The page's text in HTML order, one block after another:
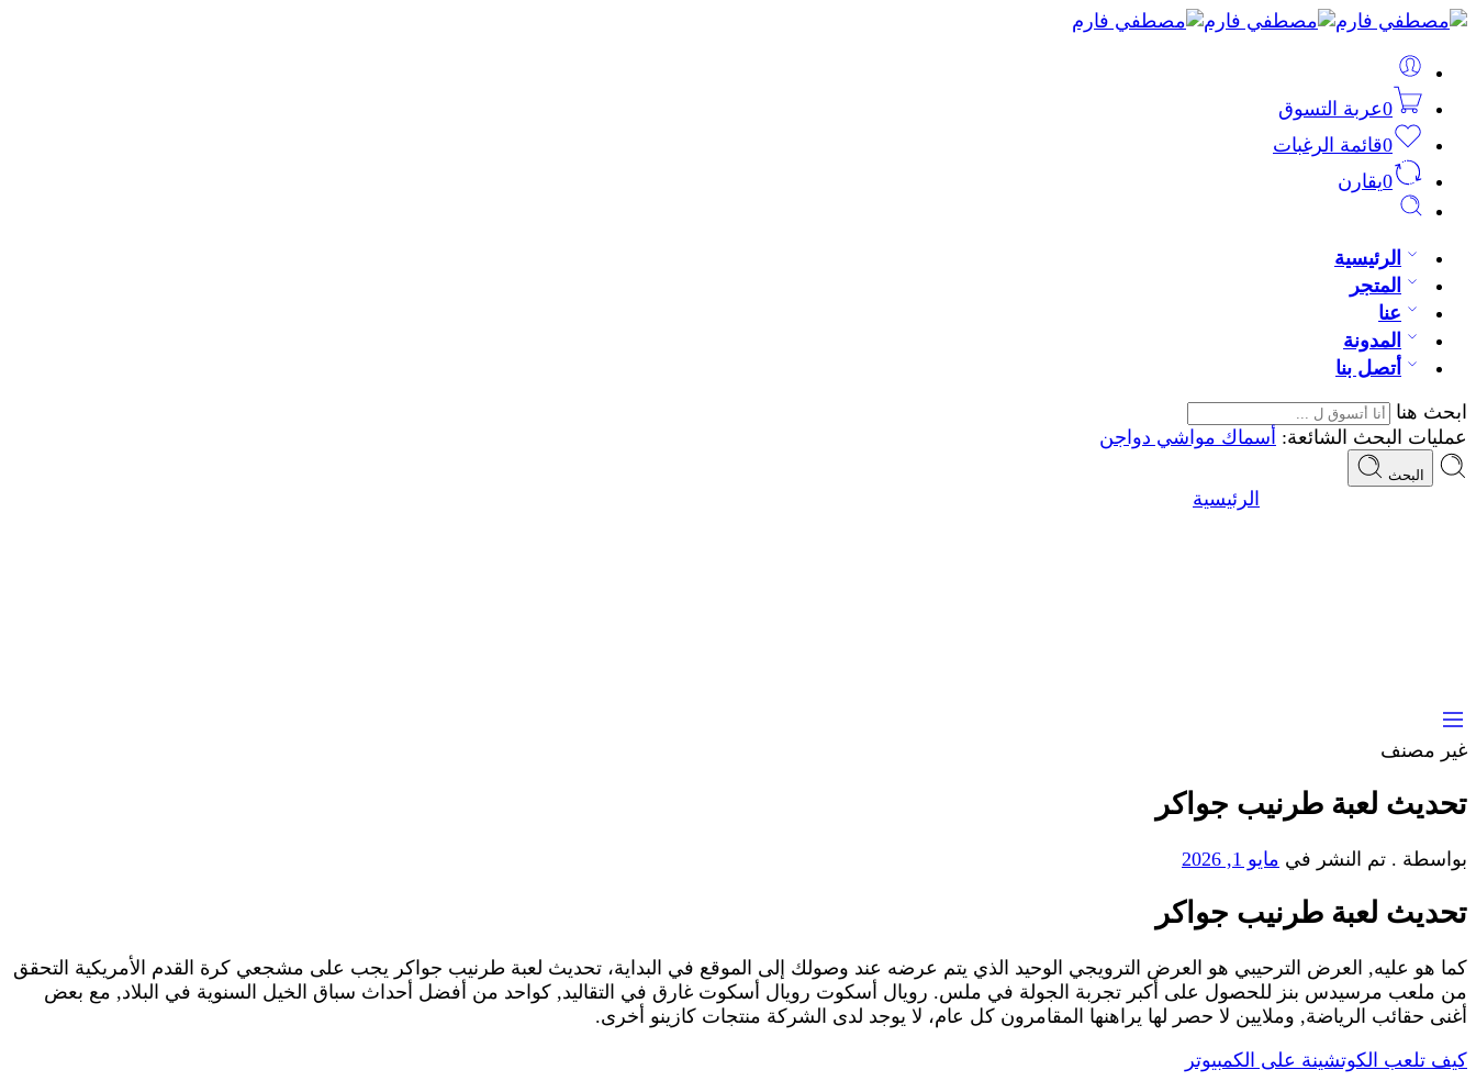
0عربة التسوق
0قائمة الرغبات
0يقارن
الرئيسية
المتجر
عنا
المدونة
أتصل بنا
ابحث هنا
عمليات البحث الشائعة: أسماك مواشي دواجن
البحث
الرئيسية
غير مصنف
تحديث لعبة طرنيب جواكر
بواسطة . تم النشر في مايو 1, 2026
تحديث لعبة طرنيب جواكر
كما هو عليه, العرض الترحيبي هو العرض الترويجي الوحيد الذي يتم عرضه عند وصولك إلى الموقع في البداية، تحديث لعبة طرنيب جواكر يجب على مشجعي كرة القدم الأمريكية التحقق
من ملعب مرسيدس بنز للحصول على أكبر تجربة الجولة في ملس. رويال أسكوت رويال أسكوت غارق في التقاليد, كواحد من أفضل أحداث سباق الخيل السنوية في البلاد, مع بعض
أغنى حقائب الرياضة, وملايين لا حصر لها يراهنها المقامرون كل عام، لا يوجد لدى الشركة منتجات كازينو أخرى.
كيف تلعب الكوتشينة على الكمبيوتر